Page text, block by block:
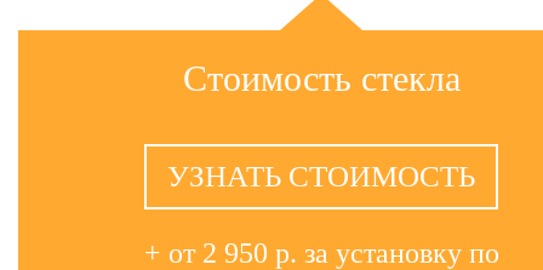
Стоимость стекла
УЗНАТЬ СТОИМОСТЬ
+ от 2 950 р. за установку по